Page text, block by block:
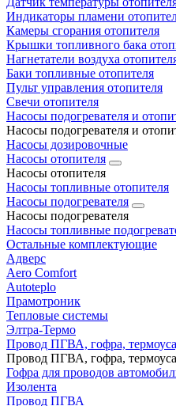
Индикаторы пламени
Камеры сгорания отопителя
Крышки топливного бака
Нагнетатели воздуха
Баки топливные отопителя
Пульт управления отопителя
Свечи отопителя
Насосы подогревателя и
Насосы подогревателя и
Насосы дозировочные
Насосы отопителя
Насосы отопителя
Насосы топливные отопителя
Насосы подогревателя
Насосы подогревателя
Насосы топливные
Остальные комплектующие
Адверс
Aero Comfort
Autoteplo
Прамотроник
Тепловые системы
Элтра-Термо
Провод ПГВА, гофра,
Провод ПГВА, гофра,
Гофра для проводов
Изолента
Провод ПГВА